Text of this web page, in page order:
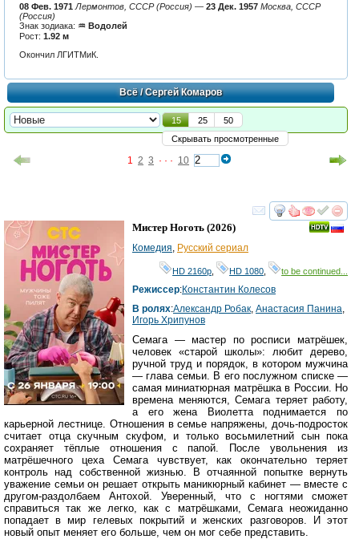
08 Фев. 1971 Лермонтов, СССР (Россия) — 23 Дек. 1957 Москва, СССР
(Россия)
Знак зодиака: ♒ Водолей
Рост: 1.92 м
Окончил ЛГИТМиК.
Всё/ Сергей Комаров
15 25
50
Скрывать просмотренные
1 2 3 · · · 10
смотреть
Мистер Ноготь (2026)
Комедия Русский сериал
HD 2160р HD 1080 to be continued...
Режиссер:Константин Колесов
В ролях:Александр Робак Анастасия Панина
Игорь Хрипунов
Семага — мастер по росписи матрёшек,
человек «старой школы»: любит дерево,
ручной труд и порядок, в котором мужчина
— глава семьи. В его послужном списке —
самая миниатюрная матрёшка в России. Но
времена меняются, Семага теряет работу,
а его жена Виолетта поднимается по
карьерной лестнице. Отношения в семье напряжены, дочь-подросток
считает отца скучным скуфом, и только восьмилетний сын пока
сохраняет тёплые отношения с папой. После увольнения из
матрёшечного цеха Семага чувствует, как окончательно теряет
контроль над собственной жизнью. В отчаянной попытке вернуть
уважение семьи он решает открыть маникюрный кабинет — вместе с
другом-раздолбаем Антохой. Уверенный, что с ногтями сможет
справиться так же легко, как с матрёшками, Семага неожиданно
попадает в мир гелевых покрытий и женских разговоров. И этот
новый опыт меняет его больше, чем он мог себе представить.